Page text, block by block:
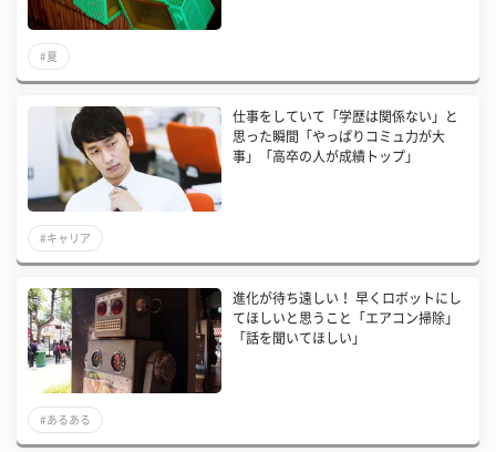
#夏
仕事をしていて「学歴は関係ない」と
思った瞬間「やっぱりコミュ力が大
事」「高卒の人が成績トップ」
#キャリア
進化が待ち遠しい！ 早くロボットにし
てほしいと思うこと「エアコン掃除」
「話を聞いてほしい」
#あるある